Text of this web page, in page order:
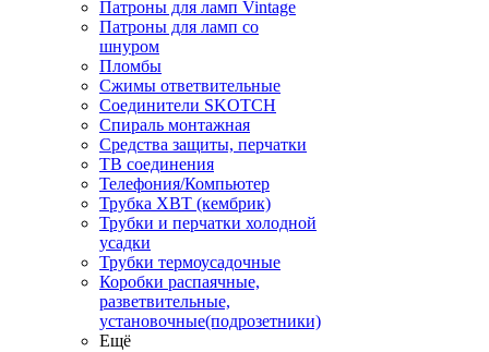
Патроны для ламп Vintage
Патроны для ламп со
шнуром
Пломбы
Сжимы ответвительные
Соединители SKOTCH
Спираль монтажная
Средства защиты, перчатки
ТВ соединения
Телефония/Компьютер
Трубка ХВТ (кембрик)
Трубки и перчатки холодной
усадки
Трубки термоусадочные
Коробки распаячные,
разветвительные,
установочные(подрозетники)
Ещё